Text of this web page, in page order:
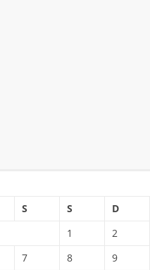
S S
D
1
2
7 8
9